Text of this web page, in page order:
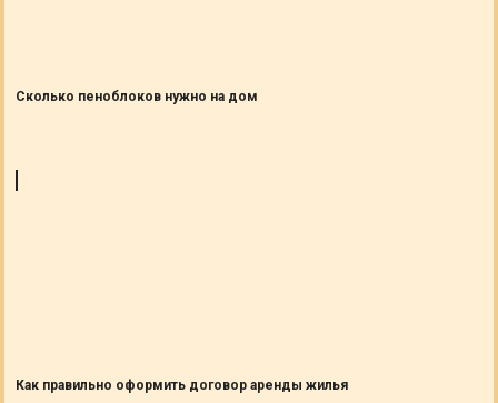
Сколько пеноблоков нужно на дом
Как правильно оформить договор аренды жилья